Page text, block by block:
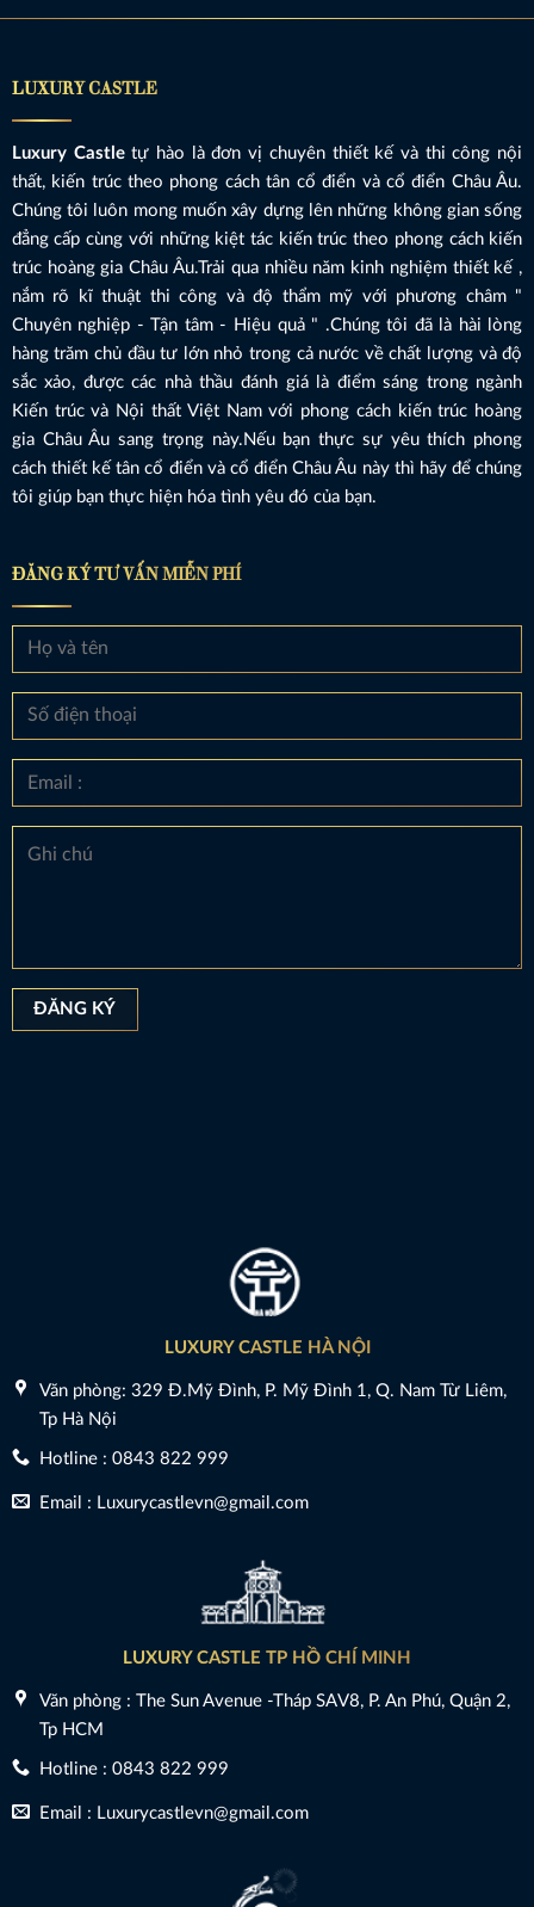
LUXURY CASTLE
Luxury Castletự hào là đơn vị chuyên thiết kế và thi công nội
thất, kiến trúc theo phong cách tân cổ điển và cổ điển Châu Âu.
Chúng tôi luôn mong muốn xây dựng lên những không gian sống
đẳng cấp cùng với những kiệt tác kiến trúc theo phong cách kiến
trúc hoàng gia Châu Âu.Trải qua nhiều năm kinh nghiệm thiết kế ,
nắm rõ kĩ thuật thi công và độ thẩm mỹ với phương châm "
Chuyên nghiệp - Tận tâm - Hiệu quả " .Chúng tôi đã là hài lòng
hàng trăm chủ đầu tư lớn nhỏ trong cả nước về chất lượng và độ
sắc xảo, được các nhà thầu đánh giá là điểm sáng trong ngành
Kiến trúc và Nội thất Việt Nam với phong cách kiến trúc hoàng
gia Châu Âu sang trọng này.Nếu bạn thực sự yêu thích phong
cách thiết kế tân cổ điển và cổ điển Châu Âu này thì hãy để chúng
tôi giúp bạn thực hiện hóa tình yêu đó của bạn.
ĐĂNG KÝ TƯ VẤN MIỄN PHÍ
LUXURY CASTLE HÀ NỘI
Văn phòng: 329 Đ.Mỹ Đình, P. Mỹ Đình 1, Q. Nam Từ Liêm,
Tp Hà Nội
Hotline : 0843 822 999
Email : Luxurycastlevn@gmail.com
LUXURY CASTLE TP HỒ CHÍ MINH
Văn phòng : The Sun Avenue -Tháp SAV8, P. An Phú, Quận 2,
Tp HCM
Hotline : 0843 822 999
Email : Luxurycastlevn@gmail.com